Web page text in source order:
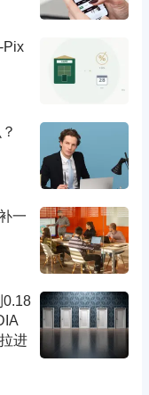
Pix
一
0.18
进